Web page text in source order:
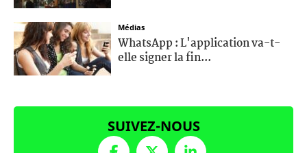
Médias
WhatsApp : L'application va-t-
elle signer la fin...
SUIVEZ-NOUS